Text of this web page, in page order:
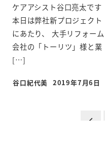
ケアアシスト谷口亮太です
本日は弊社新プロジェクト
にあたり、 大手リフォーム
会社の「トーリツ」様と業
[…]
谷口紀代美 2019年7月6日